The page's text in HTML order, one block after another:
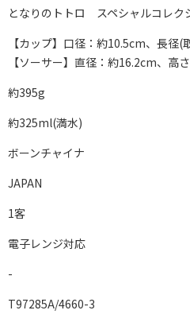
となりのトトロ スペシャルコレク
【カップ】口径：約10.5cm、長径
【ソーサー】直径：約16.2cm、高
約395g
約325ml(満水)
ボーンチャイナ
JAPAN
1客
電子レンジ対応
-
T97285A/4660-3